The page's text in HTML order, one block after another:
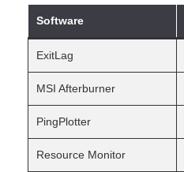
Software
ExitLag
MSI Afterburner
PingPlotter
Resource Monitor